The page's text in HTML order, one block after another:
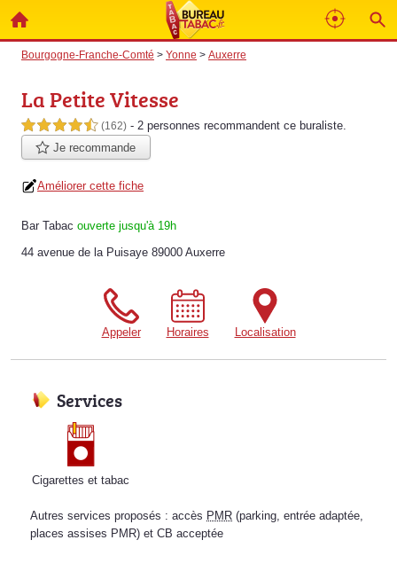
Bourgogne-Franche-Comté > Yonne > Auxerre
La Petite Vitesse
4,5 étoiles sur 5 (162) - 2 personnes recommandent ce buraliste.
Je recommande
Améliorer cette fiche
Bar Tabac ouverte jusqu'à 19h
44 avenue de la Puisaye 89000 Auxerre
Appeler Horaires Localisation
Services
Cigarettes et tabac
Autres services proposés : accès PMR (parking, entrée adaptée,
places assises PMR) et CB acceptée